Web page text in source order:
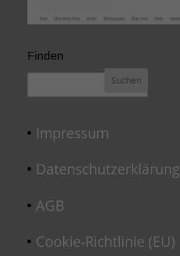
Finden
Impressum
Datenschutzerklärung
AGB
Cookie-Richtlinie (EU)